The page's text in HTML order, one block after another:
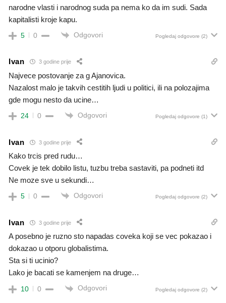
narodne vlasti i narodnog suda pa nema ko da im sudi. Sada
kapitalisti kroje kapu.
5 0 Odgovori Pogledaj odgovore (2)
Ivan 3 godine prije
Najvece postovanje za g Ajanovica.
Nazalost malo je takvih cestitih ljudi u politici, ili na polozajima
gde mogu nesto da ucine…
24 0 Odgovori Pogledaj odgovore (1)
Ivan 3 godine prije
Kako trcis pred rudu…
Covek je tek dobilo listu, tuzbu treba sastaviti, pa podneti itd
Ne moze sve u sekundi…
5 0 Odgovori Pogledaj odgovore (2)
Ivan 3 godine prije
A posebno je ruzno sto napadas coveka koji se vec pokazao i
dokazao u otporu globalistima.
Sta si ti ucinio?
Lako je bacati se kamenjem na druge…
10 0 Odgovori Pogledaj odgovore (2)